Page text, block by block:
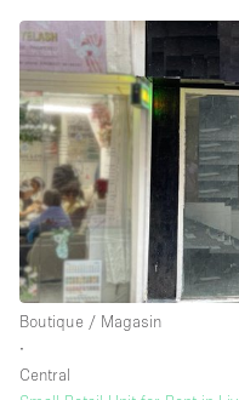
Boutique / Magasin
∙
Central